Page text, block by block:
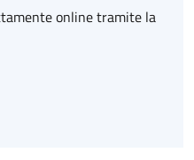
online tramite la